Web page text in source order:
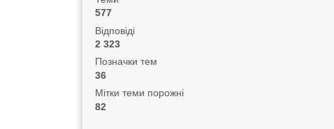
577
Відповіді
2 323
Позначки тем
36
Мітки теми порожні
82